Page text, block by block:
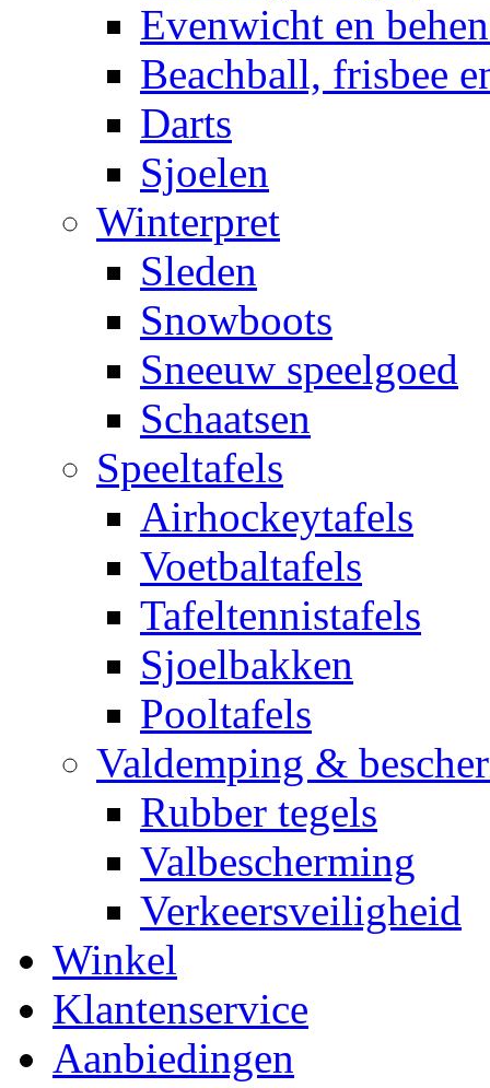
Evenwicht en
Beachball, frisbee
Darts
Sjoelen
Winterpret
Sleden
Snowboots
Sneeuw speelgoed
Schaatsen
Speeltafels
Airhockeytafels
Voetbaltafels
Tafeltennistafels
Sjoelbakken
Pooltafels
Valdemping &
Rubber tegels
Valbescherming
Verkeersveiligheid
Winkel
Klantenservice
Aanbiedingen